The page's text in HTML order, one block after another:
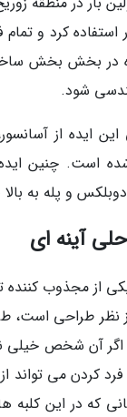
استفاده کرد و
در بخش بخش
شود.
این ایده از
است. چنین
و پله به
آینه ای
نظر طراحی است،
آن شخص خیلی
کردن می تواند
که در این کلبه